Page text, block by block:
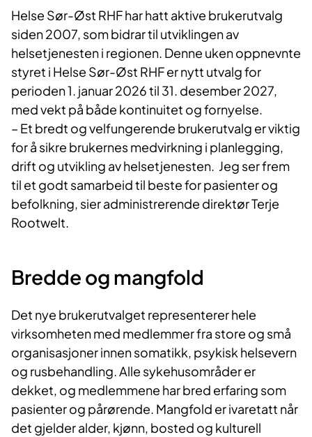
Helse Sør-Øst RHF har hatt aktive brukerutvalg
siden 2007, som bidrar til utviklingen av
helsetjenesten i regionen. Denne uken oppnevnte
styret i Helse Sør-Øst RHF er nytt utvalg for
perioden 1. januar 2026 til 31. desember 2027,
med vekt på både kontinuitet og fornyelse.
– Et bredt og velfungerende brukerutvalg er viktig
for å sikre brukernes medvirkning i planlegging,
drift og utvikling av helsetjenesten. Jeg ser frem
til et godt samarbeid til beste for pasienter og
befolkning, sier administrerende direktør Terje
Rootwelt.
Bredde og mangfold
Det nye brukerutvalget representerer hele
virksomheten med medlemmer fra store og små
organisasjoner innen somatikk, psykisk helsevern
og rusbehandling. Alle sykehusområder er
dekket, og medlemmene har bred erfaring som
pasienter og pårørende. Mangfold er ivaretatt når
det gjelder alder, kjønn, bosted og kulturell